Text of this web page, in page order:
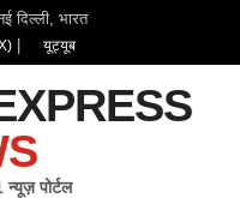
दिल्ली, भारत
| यूट्यूब
पोर्टल